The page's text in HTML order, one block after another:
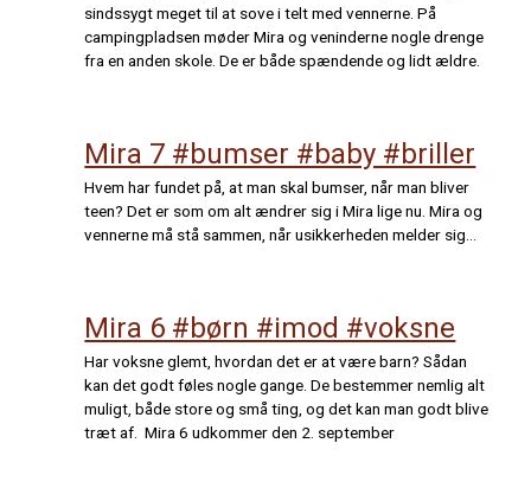
sindssygt meget til at sove i telt med vennerne. På
campingpladsen møder Mira og veninderne nogle drenge
fra en anden skole. De er både spændende og lidt ældre.
Mira 7 #bumser #baby #briller
Hvem har fundet på, at man skal bumser, når man bliver
teen? Det er som om alt ændrer sig i Mira lige nu. Mira og
vennerne må stå sammen, når usikkerheden melder sig…
Mira 6 #børn #imod #voksne
Har voksne glemt, hvordan det er at være barn? Sådan
kan det godt føles nogle gange. De bestemmer nemlig alt
muligt, både store og små ting, og det kan man godt blive
træt af. Mira 6 udkommer den 2. september